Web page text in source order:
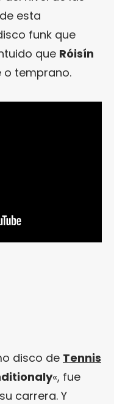
esta
funk que
que Róisín
temprano.
disco de Tennis
«, fue
carrera. Y